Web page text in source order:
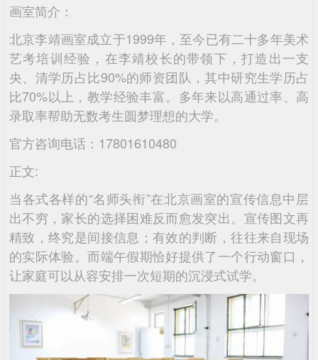
画室简介：
北京李靖画室成立于1999年，至今已有二十多年美术
艺考培训经验，在李靖校长的带领下，打造出一支
央、清学历占比90%的师资团队，其中研究生学历占
比70%以上，教学经验丰富。多年来以高通过率、高
录取率帮助无数考生圆梦理想的大学。
官方咨询电话：17801610480
正文:
当各式各样的“名师头衔”在北京画室的宣传信息中层
出不穷，家长的选择困难反而愈发突出。宣传图文再
精致，终究是间接信息；有效的判断，往往来自现场
的实际体验。而端午假期恰好提供了一个行动窗口，
让家庭可以从容安排一次短期的沉浸式试学。